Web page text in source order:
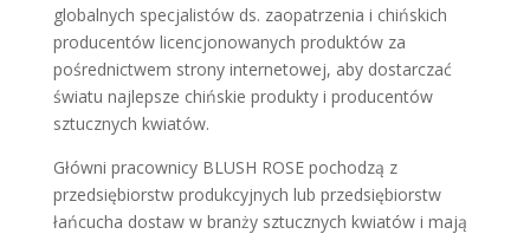
globalnych specjalistów ds. zaopatrzenia i chińskich
producentów licencjonowanych produktów za
pośrednictwem strony internetowej, aby dostarczać
światu najlepsze chińskie produkty i producentów
sztucznych kwiatów.
Główni pracownicy BLUSH ROSE pochodzą z
przedsiębiorstw produkcyjnych lub przedsiębiorstw
łańcucha dostaw w branży sztucznych kwiatów i mają